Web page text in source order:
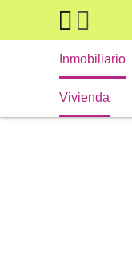
Skip to main content
Inmobiliario
Vivienda